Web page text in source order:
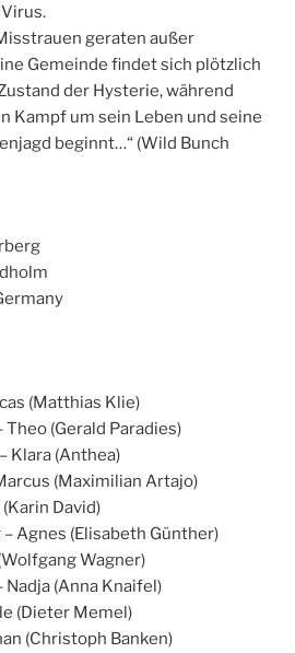
geraten außer
Gemeinde findet sich plötzlich
der Hysterie, während
Kampf um sein Leben und seine
beginnt…“ (Wild Bunch
(Matthias Klie)
(Gerald Paradies)
Klara (Anthea)
(Maximilian Artajo)
David)
Agnes (Elisabeth Günther)
Wagner)
(Anna Knaifel)
(Dieter Memel)
(Christoph Banken)